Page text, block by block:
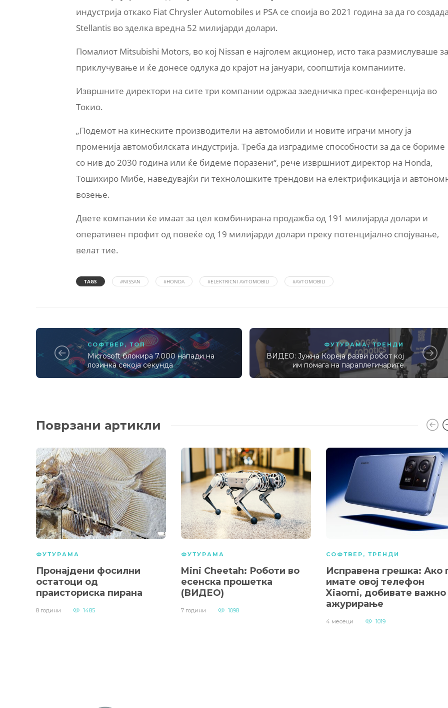
индустрија откако Fiat Chrysler Automobiles и PSA се споија во 2021 година за да го
Stellantis во зделка вредна 52 милијарди долари.
Помалиот Mitsubishi Motors, во кој Nissan е најголем акционер, исто така размислуваше за
приклучување и ќе донесе одлука до крајот на јануари, соопштија компаниите.
Извршните директори на сите три компании одржаа заедничка прес-конференција во
Токио.
„Подемот на кинеските производители на автомобили и новите играчи многу ја
променија автомобилската индустрија. Треба да изградиме способности за да се бориме
со нив до 2030 година или ќе бидеме поразени“, рече извршниот директор на Honda,
Тошихиро Мибе, наведувајќи ги технолошките трендови на електрификација и
возење.
Двете компании ќе имаат за цел комбинирана продажба од 191 милијарда долари и
оперативен профит од повеќе од 19 милијарди долари преку потенцијално спојување,
велат тие.
TAGS #NISSAN #HONDA #ELEKTRICNI AVTOMOBILI #AVTOMOBILI
СОФТВЕР,ТОП
Microsoft блокира 7.000 напади на
лозинка секоја секунда
ФУТУРАМА,ТРЕНДИ
ВИДЕО: Јужна Кореја разви робот кој
им помага на параплегичарите
Поврзани артикли
ФУТУРАМА
Пронајдени фосилни
остатоци од
праисториска пирана
8 години 1485
ФУТУРАМА
Mini Cheetah: Роботи во
есенска прошетка
(ВИДЕО)
7 години 1098
СОФТВЕР , ТРЕНДИ
Исправена грешка: Ако
имате овој телефон
Xiaomi, добивате важно
ажурирање
4 месеци 1019